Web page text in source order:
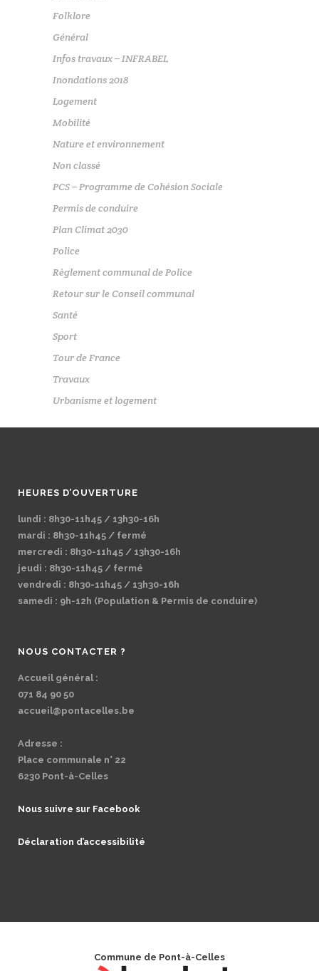
Folklore
Général
Infos travaux – INFRABEL
Inondations 2018
Logement
Mobilité
Nature et environnement
Non classé
PCS – Programme de Cohésion Sociale
Permis de conduire
Plan Climat 2030
Police
Règlement communal de Police
Retour sur le Conseil communal
Santé
Sport
Tour de France
Travaux
Urbanisme et logement
HEURES D’OUVERTURE
lundi : 8h30-11h45 / 13h30-16h
mardi : 8h30-11h45 / fermé
mercredi : 8h30-11h45 / 13h30-16h
jeudi : 8h30-11h45 / fermé
vendredi : 8h30-11h45 / 13h30-16h
samedi : 9h-12h (Population & Permis de conduire)
NOUS CONTACTER ?
Accueil général :
071 84 90 50
accueil@pontacelles.be
Adresse :
Place communale n° 22
6230 Pont-à-Celles
Nous suivre sur Facebook
Déclaration d’accessibilité
Commune de Pont-à-Celles